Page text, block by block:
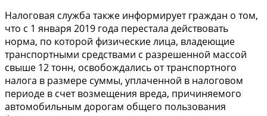
Налоговая служба также информирует граждан о том,
что с 1 января 2019 года перестала действовать
норма, по которой физические лица, владеющие
транспортными средствами с разрешенной массой
свыше 12 тонн, освобождались от транспортного
налога в размере суммы, уплаченной в налоговом
периоде в счет возмещения вреда, причиняемого
автомобильным дорогам общего пользования